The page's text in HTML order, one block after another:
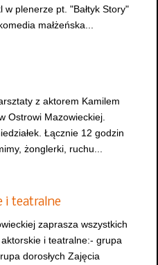
plenerze pt. "Bałtyk Story"
małżeńska...
z aktorem Kamilem
Ostrowi Mazowieckiej.
Łącznie 12 godzin
żonglerki, ruchu...
i teatralne
zaprasza wszystkich
i teatralne:- grupa
dorosłych Zajęcia